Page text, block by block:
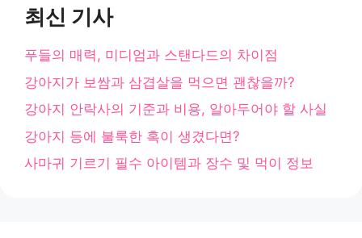
최신 기사
푸들의 매력, 미디엄과 스탠다드의 차이점
강아지가 보쌈과 삼겹살을 먹으면 괜찮을까?
강아지 안락사의 기준과 비용, 알아두어야 할 사실
강아지 등에 불룩한 혹이 생겼다면?
사마귀 기르기 필수 아이템과 장수 및 먹이 정보